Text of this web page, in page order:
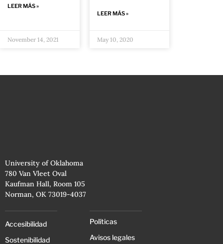
LEER MÁS »
November 14, 2021
LEER MÁS »
May 10, 2020
University of Oklahoma
780 Van Vleet Oval
Kaufman Hall, Room 105
Norman, OK 73019-4037
Accesibilidad
Sostenibilidad
Políticas
Avisos legales